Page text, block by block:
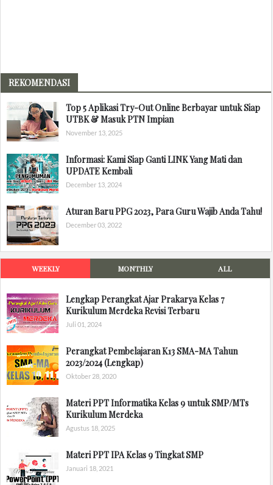
REKOMENDASI
Top 5 Aplikasi Try-Out Online Berbayar untuk Siap
UTBK & Masuk PTN Impian
November 13, 2025
Informasi: Kami Siap Ganti LINK Yang Mati dan
UPDATE Kembali
December 13, 2024
Aturan Baru PPG 2023, Para Guru Wajib Anda Tahu!
December 03, 2022
WEEKLY MONTHLY ALL
Lengkap Perangkat Ajar Prakarya Kelas 7
Kurikulum Merdeka Revisi Terbaru
Juli 01, 2024
Perangkat Pembelajaran K13 SMA-MA Tahun
2023/2024 (Lengkap)
Oktober 28, 2020
Materi PPT Informatika Kelas 9 untuk SMP/MTs
Kurikulum Merdeka
Agustus 18, 2025
Materi PPT IPA Kelas 9 Tingkat SMP
Januari 18, 2021